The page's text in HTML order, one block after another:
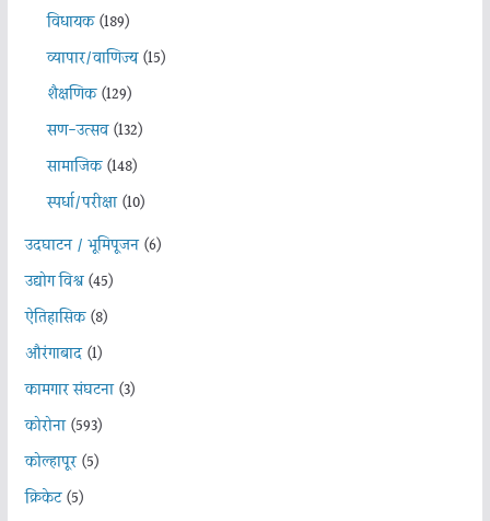
विधायक(189)
व्यापार/वाणिज्य(15)
शैक्षणिक(129)
सण-उत्सव(132)
सामाजिक(148)
स्पर्धा/परीक्षा(10)
उदघाटन / भूमिपूजन(6)
उद्योग विश्व(45)
ऐतिहासिक(8)
औरंगाबाद(1)
कामगार संघटना(3)
कोरोना(593)
कोल्हापूर(5)
क्रिकेट(5)